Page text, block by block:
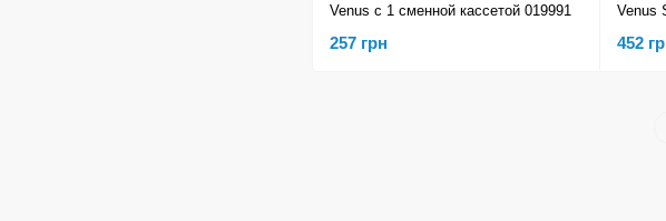
Venus с 1 сменной кассетой 019991
257 грн
Venus
452